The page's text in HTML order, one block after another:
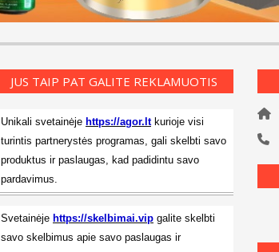
JUS TAIP PAT GALITE REKLAMUOTIS
Unikali svetainėje https://agor.ltkurioje visi
turintis partnerystės programas, gali skelbti savo
produktus ir paslaugas, kad padidintu savo
pardavimus.
Svetainėje https://skelbimai.vip galite skelbti
savo skelbimus apie savo paslaugas ir